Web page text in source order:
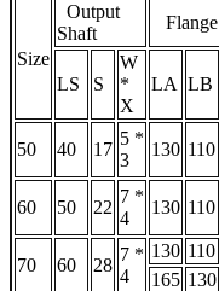
Size
Output
Shaft
Flange
LS S
W
*
X
LA LB
50 40 17
5 *
3
130 110
60 50 22
7 *
4
130 110
70 60 28
7 *
4
130 110
165 130